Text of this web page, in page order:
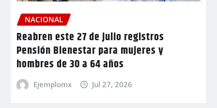
NACIONAL
Reabren este 27 de julio registros
Pensión Bienestar para mujeres y
hombres de 30 a 64 años
Ejemplomx Jul 27, 2026